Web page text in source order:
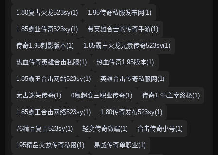
1.80复古火龙523sy(1) 1.95传奇私服发布网(1)
1.85霸业传奇523sy(1) 带英雄合击的传奇手游(1)
传奇1.95刺影版本(1) 1.85霸王火龙元素传奇523sy(1)
热血传奇英雄合击私服(1) 热血传奇1.95版本(1)
1.85霸王合击网站523sy(1) 英雄合击传奇私服网(1)
太古迷失传奇(1) 0氪超变三职业传奇(1) 传奇1.95主宰终极(1)
1.85霸王合击网络523sy(1) 1.80传奇发布523sy(1)
76精品复古523sy(1) 轻变传奇微端(1) 合击传奇小号(1)
195精品火龙传奇私服(1) 易战传奇单职业(1)